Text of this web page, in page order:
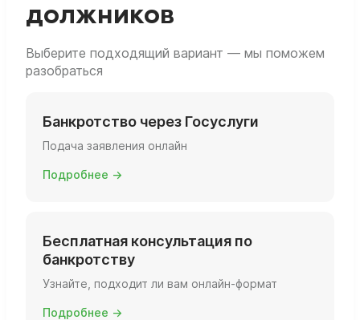
дела и ответы на вопросы, только без
должников
Выберите подходящий вариант — мы поможем
разобраться
Банкротство через Госуслуги
Подача заявления онлайн
Подробнее →
Бесплатная консультация по
банкротству
Узнайте, подходит ли вам онлайн-формат
Подробнее →